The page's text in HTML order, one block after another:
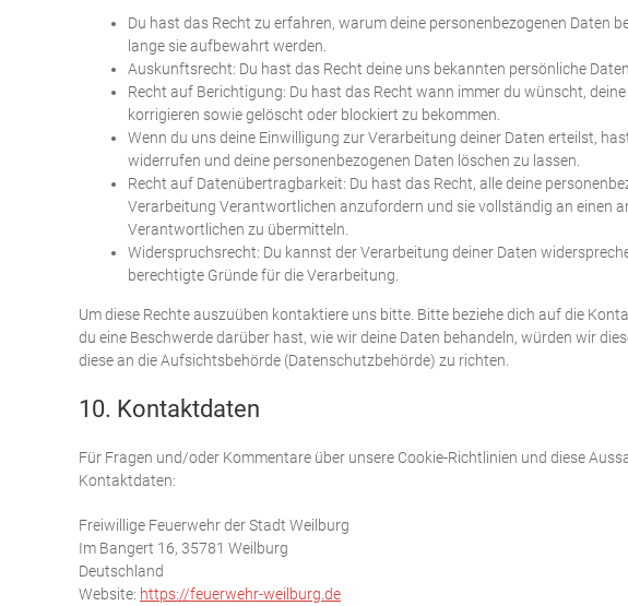
Du hast das Recht zu erfahren, warum deine personenbezogenen Daten
lange sie aufbewahrt werden.
Auskunftsrecht: Du hast das Recht deine uns bekannten persönliche
Recht auf Berichtigung: Du hast das Recht wann immer du wünscht,
korrigieren sowie gelöscht oder blockiert zu bekommen.
Wenn du uns deine Einwilligung zur Verarbeitung deiner Daten erteilst,
widerrufen und deine personenbezogenen Daten löschen zu lassen.
Recht auf Datenübertragbarkeit: Du hast das Recht, alle deine
Verarbeitung Verantwortlichen anzufordern und sie vollständig an einen
Verantwortlichen zu übermitteln.
Widerspruchsrecht: Du kannst der Verarbeitung deiner Daten
berechtigte Gründe für die Verarbeitung.
Um diese Rechte auszuüben kontaktiere uns bitte. Bitte beziehe dich auf die
du eine Beschwerde darüber hast, wie wir deine Daten behandeln, würden wir
diese an die Aufsichtsbehörde (Datenschutzbehörde) zu richten.
10. Kontaktdaten
Für Fragen und/oder Kommentare über unsere Cookie-Richtlinien und diese
Kontaktdaten:
Freiwillige Feuerwehr der Stadt Weilburg
Im Bangert 16, 35781 Weilburg
Deutschland
Website: https://feuerwehr-weilburg.de